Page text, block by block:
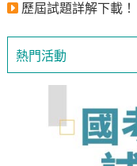
歷屆試題詳解下載！
熱門活動